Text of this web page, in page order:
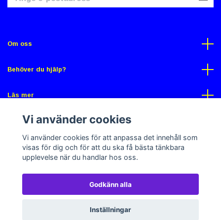
Om oss
Behöver du hjälp?
Läs mer
Sociala medier
© 2026 Gross ButikPowered by Quickbutik
Vi använder cookies
Vi använder cookies för att anpassa det innehåll som
visas för dig och för att du ska få bästa tänkbara
upplevelse när du handlar hos oss.
Godkänn alla
Inställningar